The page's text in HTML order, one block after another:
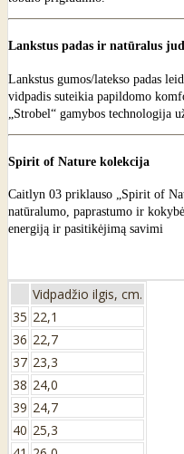
Lankstus padas ir natūralus
Lankstus gumos/latekso padas
vidpadis suteikia papildomo
„Strobel“ gamybos technologija
Spirit of Nature kolekcija
Caitlyn 03 priklauso „Spirit of
natūralumo, paprastumo ir
energiją ir pasitikėjimą savimi
Vidpadžio ilgis, cm.
35 22,1
36 22,7
37 23,3
38 24,0
39 24,7
40 25,3